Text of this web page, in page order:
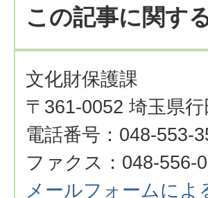
この記事に関す
文化財保護課
〒361-0052 埼玉県
電話番号：048-553-
ファクス：048-556-
メールフォームによ